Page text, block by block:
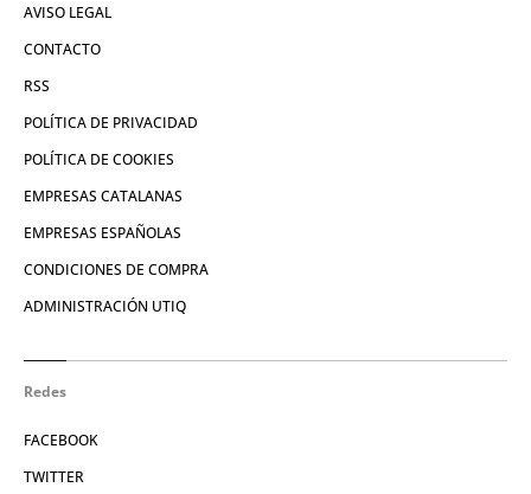
AVISO LEGAL
CONTACTO
RSS
POLÍTICA DE PRIVACIDAD
POLÍTICA DE COOKIES
EMPRESAS CATALANAS
EMPRESAS ESPAÑOLAS
CONDICIONES DE COMPRA
ADMINISTRACIÓN UTIQ
Redes
FACEBOOK
TWITTER